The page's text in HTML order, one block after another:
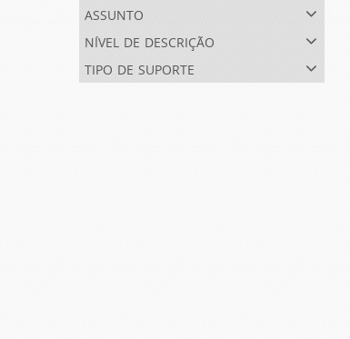
assunto
nível de descrição
tipo de suporte